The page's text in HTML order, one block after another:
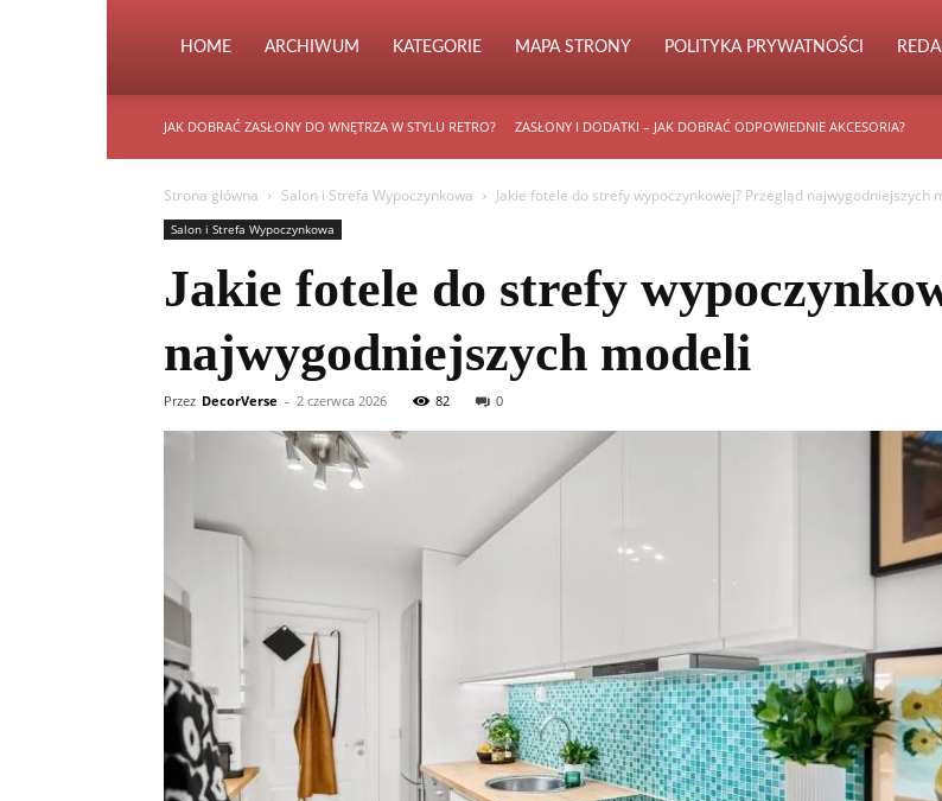
HOME ARCHIWUM KATEGORIE MAPA STRONY POLITYKA PRYWATNOŚCI
JAK DOBRAĆ ZASŁONY DO WNĘTRZA W STYLU RETRO? ZASŁONY I DODATKI – JAK DOBRAĆ ODPOWIEDNIE AKCESORIA?
Strona główna Salon i Strefa Wypoczynkowa Jakie fotele do strefy wypoczynkowej? Przegląd najwygodniejszych
Salon i Strefa Wypoczynkowa
Jakie fotele do strefy
najwygodniejszych modeli
Przez DecorVerse - 2 czerwca 2026 82 0